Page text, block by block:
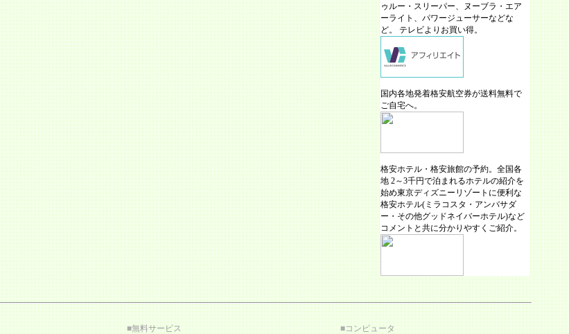
ゥルー・スリーパー、ヌーブラ・エア
ーライト、パワージューサーなどな
ど。 テレビよりお買い得。
国内各地発着格安航空券が送料無料で
ご自宅へ。
格安ホテル・格安旅館の予約。全国各
地 2～3千円で泊まれるホテルの紹介を
始め東京ディズニーリゾートに便利な
格安ホテル(ミラコスタ・アンバサダ
ー・その他グッドネイバーホテル)など
コメントと共に分かりやすくご紹介。
■無料サービス ■コンピュータ